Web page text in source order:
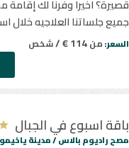
قصيرة؟ اخيرا وفرنا لك
جميع جلساتنا العلاجيه خلال
السعر: من114 € / شخص
باقة اسبوع في الجبال
مصح راديوم بالاس /مدينة